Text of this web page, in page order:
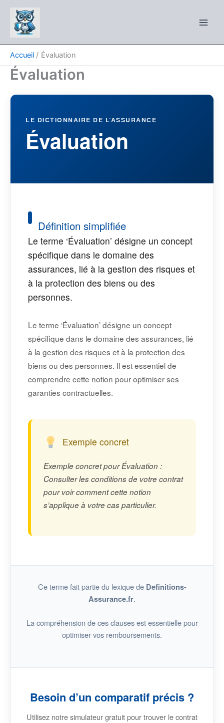
contenu
Accueil Évaluation
Évaluation
LE DICTIONNAIRE DE L’ASSURANCE
Évaluation
Définition simplifiée
Le terme ‘Évaluation’ désigne un concept
spécifique dans le domaine des
assurances, lié à la gestion des risques et
à la protection des biens ou des
personnes.
Le terme ‘Évaluation’ désigne un concept
spécifique dans le domaine des assurances, lié
à la gestion des risques et à la protection des
biens ou des personnes. Il est essentiel de
comprendre cette notion pour optimiser ses
garanties contractuelles.
Exemple concret
Exemple concret pour Évaluation :
Consulter les conditions de votre contrat
pour voir comment cette notion
s’applique à votre cas particulier.
Ce terme fait partie du lexique de Definitions-
Assurance.fr.
La compréhension de ces clauses est essentielle pour
optimiser vos remboursements.
Besoin d’un comparatif précis ?
Utilisez notre simulateur gratuit pour trouver le contrat